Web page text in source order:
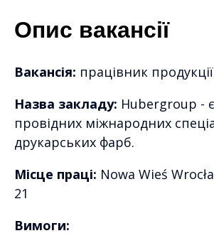
Опис вакансії
Вакансія: працівник
Назва закладу: Hubergroup -
провідних міжнародних
друкарських фарб.
Місце праці: Nowa Wieś
21
Вимоги: